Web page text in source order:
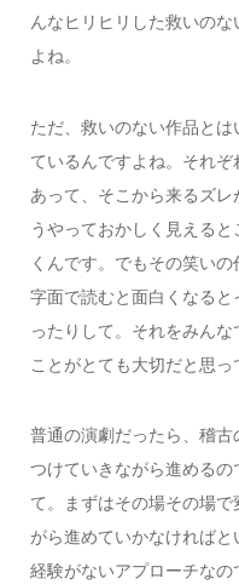
んなヒリヒリした救いの
よね。
ただ、救いのない作品と
ているんですよね。それ
あって、そこから来るズ
うやっておかしく見える
くんです。でもその笑い
字面で読むと面白くなる
ったりして。それをみん
ことがとても大切だと思っ
普通の演劇だったら、稽
つけていきながら進めるの
て。まずはその場その場
がら進めていかなければ
経験がないアプローチな